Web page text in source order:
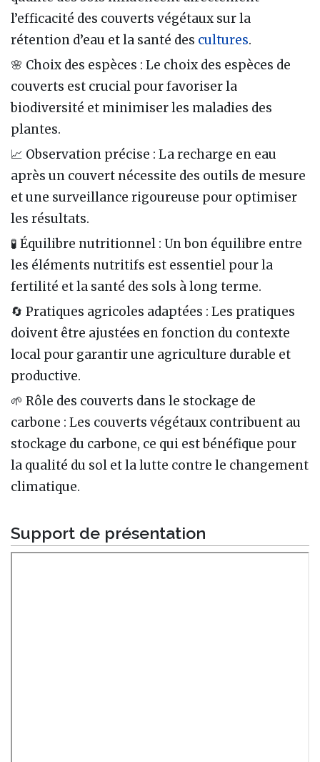
l’efficacité des couverts végétaux sur la
rétention d’eau et la santé des cultures.
🌸 Choix des espèces : Le choix des espèces de
couverts est crucial pour favoriser la
biodiversité et minimiser les maladies des
plantes.
📈 Observation précise : La recharge en eau
après un couvert nécessite des outils de mesure
et une surveillance rigoureuse pour optimiser
les résultats.
🧪 Équilibre nutritionnel : Un bon équilibre entre
les éléments nutritifs est essentiel pour la
fertilité et la santé des sols à long terme.
🔄 Pratiques agricoles adaptées : Les pratiques
doivent être ajustées en fonction du contexte
local pour garantir une agriculture durable et
productive.
🌱 Rôle des couverts dans le stockage de
carbone : Les couverts végétaux contribuent au
stockage du carbone, ce qui est bénéfique pour
la qualité du sol et la lutte contre le changement
climatique.
Support de présentation